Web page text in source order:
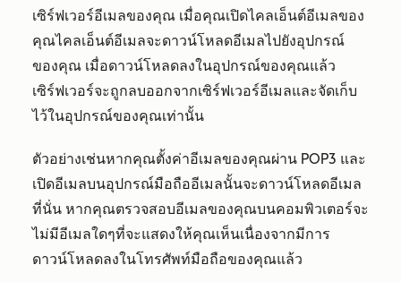
เซิร์ฟเวอร์อีเมลของคุณ เมื่อคุณเปิดไคลเอ็นต์อีเมลของ
คุณไคลเอ็นต์อีเมลจะดาวน์โหลดอีเมลไปยังอุปกรณ์
ของคุณ เมื่อดาวน์โหลดลงในอุปกรณ์ของคุณแล้ว
เซิร์ฟเวอร์จะถูกลบออกจากเซิร์ฟเวอร์อีเมลและจัดเก็บ
ไว้ในอุปกรณ์ของคุณเท่านั้น
ตัวอย่างเช่นหากคุณตั้งค่าอีเมลของคุณผ่าน POP3 และ
เปิดอีเมลบนอุปกรณ์มือถืออีเมลนั้นจะดาวน์โหลดอีเมล
ที่นั่น หากคุณตรวจสอบอีเมลของคุณบนคอมพิวเตอร์จะ
ไม่มีอีเมลใดๆที่จะแสดงให้คุณเห็นเนื่องจากมีการ
ดาวน์โหลดลงในโทรศัพท์มือถือของคุณแล้ว